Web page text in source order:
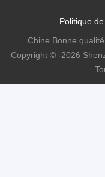
Politique
Chine Bonne
Copyright © -2026